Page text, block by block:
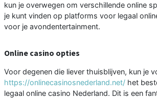
kun je overwegen om verschillende online
je kunt vinden op platforms voor legaal
voor je avondentertainment.
Online casino opties
Voor degenen die liever thuisblijven, kun je
https://onlinecasinosnederland.net/ het
legaal online casino Nederland. Dit is een